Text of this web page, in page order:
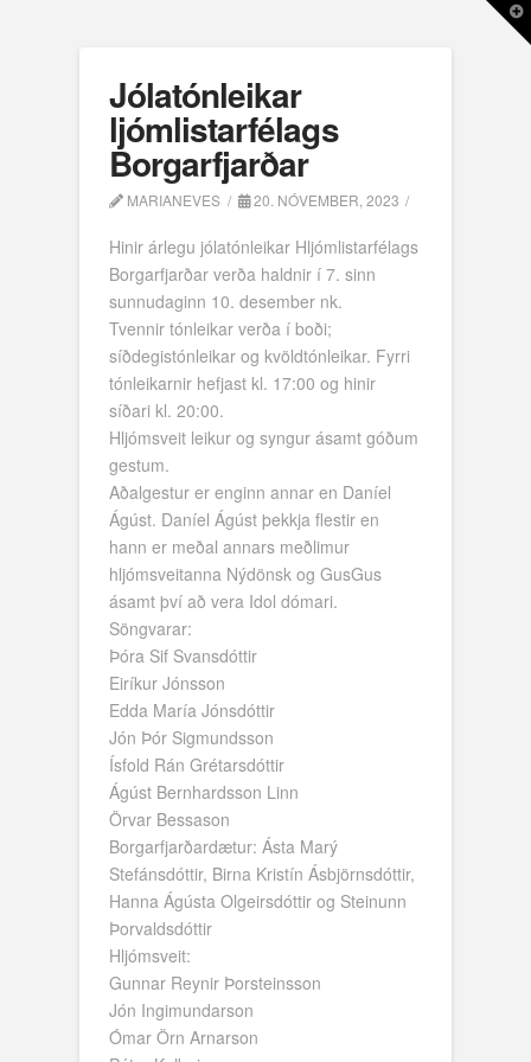
Jólatónleikar
ljómlistarfélags
Borgarfjarðar
MARIANEVES 20. NÓVEMBER, 2023
Hinir árlegu jólatónleikar Hljómlistarfélags
Borgarfjarðar verða haldnir í 7. sinn
sunnudaginn 10. desember nk.
Tvennir tónleikar verða í boði;
síðdegistónleikar og kvöldtónleikar. Fyrri
tónleikarnir hefjast kl. 17:00 og hinir
síðari kl. 20:00.
Hljómsveit leikur og syngur ásamt góðum
gestum.
Aðalgestur er enginn annar en Daníel
Ágúst. Daníel Ágúst þekkja flestir en
hann er meðal annars meðlimur
hljómsveitanna Nýdönsk og GusGus
ásamt því að vera Idol dómari.
Söngvarar:
Þóra Sif Svansdóttir
Eiríkur Jónsson
Edda María Jónsdóttir
Jón Þór Sigmundsson
Ísfold Rán Grétarsdóttir
Ágúst Bernhardsson Linn
Örvar Bessason
Borgarfjarðardætur: Ásta Marý
Stefánsdóttir, Birna Kristín Ásbjörnsdóttir,
Hanna Ágústa Olgeirsdóttir og Steinunn
Þorvaldsdóttir
Hljómsveit:
Gunnar Reynir Þorsteinsson
Jón Ingimundarson
Ómar Örn Arnarson